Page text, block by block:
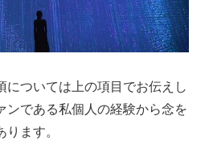
については上の項目でお伝えし
ンである私個人の経験から念を
ます。